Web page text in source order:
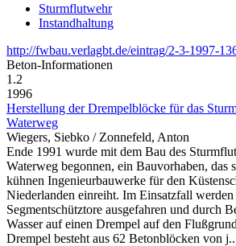
Sturmflutwehr
Instandhaltung
http://fwbau.verlagbt.de/eintrag/2-3-1997-
Beton‑Informationen
1.2
1996
Herstellung der Drempelblöcke für das
Waterweg
Wiegers, Siebko / Zonnefeld, Anton
Ende 1991 wurde mit dem Bau des
Waterweg begonnen, ein Bauvorhaben, das
kühnen Ingenieurbauwerke für den
Niederlanden einreiht. Im Einsatzfall werden
Segmentschütztore ausgefahren und durch
Wasser auf einen Drempel auf den
Drempel besteht aus 62 Betonblöcken von